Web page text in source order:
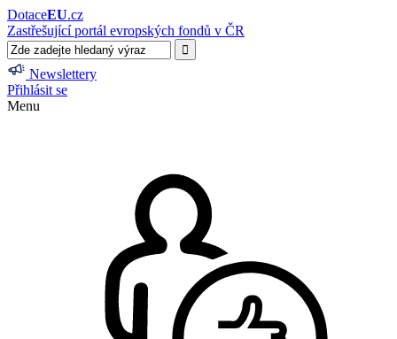
DotaceEU.cz
Zastřešující portál evropských fondů v ČR
Newslettery
Přihlásit se
Menu